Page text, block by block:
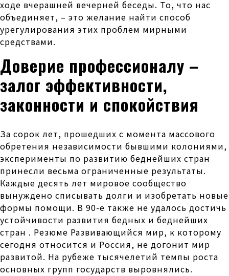
ходе вчерашней вечерней беседы. То, что нас
объединяет, – это желание найти способ
урегулирования этих проблем мирными
средствами.
Доверие профессионалу –
залог эффективности,
законности и спокойствия
За сорок лет, прошедших с момента массового
обретения независимости бывшими колониями,
эксперименты по развитию беднейших стран
принесли весьма ограниченные результаты.
Каждые десять лет мировое сообщество
вынуждено списывать долги и изобретать новые
формы помощи. В 90-е также не удалось достичь
устойчивости развития бедных и беднейших
стран . Резюме Развивающийся мир, к которому
сегодня относится и Россия, не догонит мир
развитой. На рубеже тысячелетий темпы роста
основных групп государств выровнялись.